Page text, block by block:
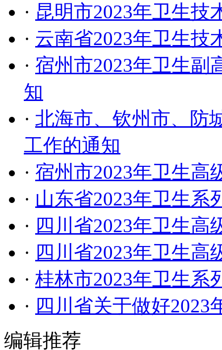
· 昆明市2023年卫生技
· 云南省2023年卫生技
· 宿州市2023年卫生副
知
· 北海市、钦州市、防
工作的通知
· 宿州市2023年卫生高
· 山东省2023年卫生系
· 四川省2023年卫生高
· 四川省2023年卫生高
· 桂林市2023年卫生系
· 四川省关于做好
编辑推荐